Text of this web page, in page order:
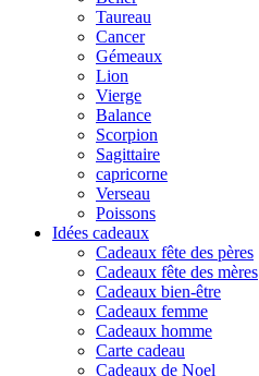
Taureau
Cancer
Gémeaux
Lion
Vierge
Balance
Scorpion
Sagittaire
capricorne
Verseau
Poissons
Idées cadeaux
Cadeaux fête des pères
Cadeaux fête des mères
Cadeaux bien-être
Cadeaux femme
Cadeaux homme
Carte cadeau
Cadeaux de Noel